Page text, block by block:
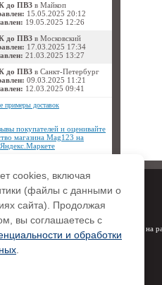
до ПВЗ в Майкоп
15.05.2025 20:12
19.05.2025 12:26
до ПВЗ в Московский
17.03.2025 17:34
21.03.2025 13:27
до ПВЗ в Санкт-Петербург
09.03.2025 11:21
12.03.2025 09:41
примеры доставок
Права на
cookies, включая
(файлы с данными о
сайта). Продолжая
вы соглашаетесь с
и обработки